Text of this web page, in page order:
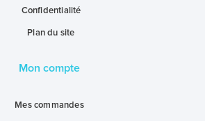
Confidentialité
Plan du site
Mon compte
Mes commandes